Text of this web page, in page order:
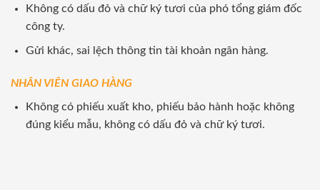
Không có dấu đỏ và chữ ký tươi của phó tổng giám đốc
công ty.
Gửi khác, sai lệch thông tin tài khoản ngân hàng.
NHÂN VIÊN GIAO HÀNG
Không có phiếu xuất kho, phiếu bảo hành hoặc không
đúng kiểu mẫu, không có dấu đỏ và chữ ký tươi.